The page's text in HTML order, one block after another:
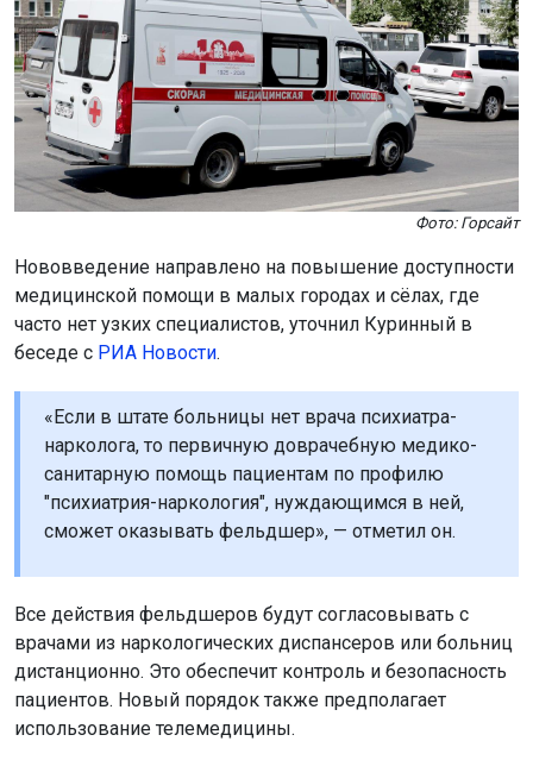
Фото: Горсайт
Нововведение направлено на повышение доступности
медицинской помощи в малых городах и сёлах, где
часто нет узких специалистов, уточнил Куринный в
беседе с РИА Новости.
«Если в штате больницы нет врача психиатра-
нарколога, то первичную доврачебную медико-
санитарную помощь пациентам по профилю
"психиатрия-наркология", нуждающимся в ней,
сможет оказывать фельдшер», — отметил он.
Все действия фельдшеров будут согласовывать с
врачами из наркологических диспансеров или больниц
дистанционно. Это обеспечит контроль и безопасность
пациентов. Новый порядок также предполагает
использование телемедицины.